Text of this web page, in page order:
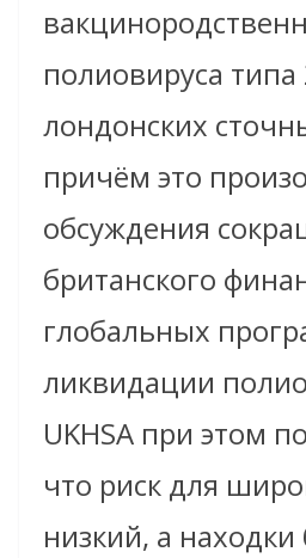
полиовируса типа
лондонских
причём это
обсуждения
британского
глобальных
ликвидации
UKHSA при этом
что риск для
низкий, а